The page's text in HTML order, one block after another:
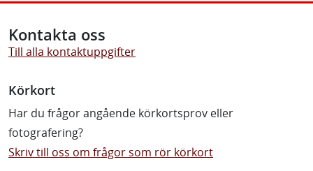
Kontakta oss
Till alla kontaktuppgifter
Körkort
Har du frågor angående körkortsprov eller
fotografering?
Skriv till oss om frågor som rör körkort